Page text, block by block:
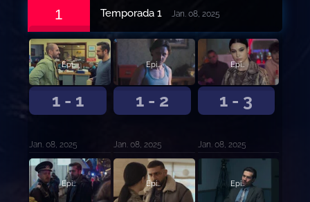
1 Temporada 1 Jan. 08, 2025
1 - 1
Episodio 1
Jan. 08, 2025
1 - 2
Episodio 2
Jan. 08, 2025
1 - 3
Episodio 3
Jan. 08, 2025
Episodio 4 Episodio 5 Episodio 6